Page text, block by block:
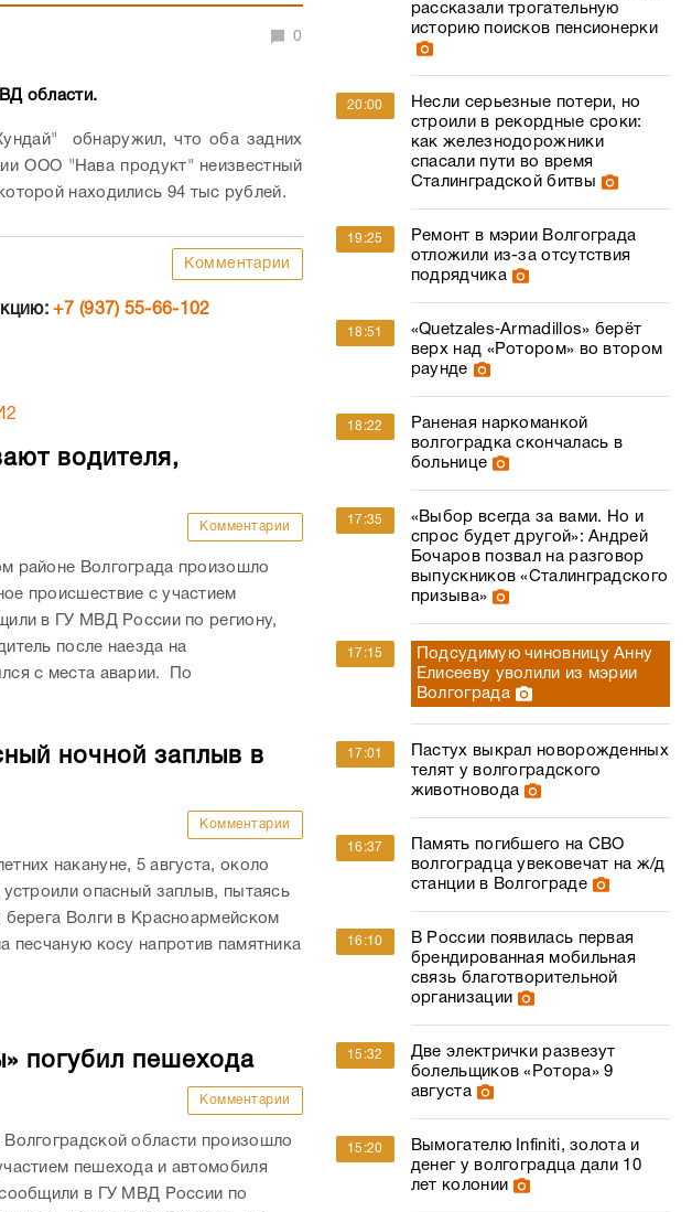
0
области.
обнаружил, что оба задних
ООО "Нава продукт" неизвестный
находились 94 тыс рублей.
Комментарии
+7 (937) 55-66-102
водителя,
Комментарии
районе Волгограда произошло
происшествие с участием
в ГУ МВД России по региону,
после наезда на
с места аварии. По
ночной заплыв в
Комментарии
накануне, 5 августа, около
устроили опасный заплыв, пытаясь
берега Волги в Красноармейском
песчаную косу напротив памятника
погубил пешехода
Комментарии
области произошло
пешехода и автомобиля
в ГУ МВД России по
рассказали трогательную
историю поисков пенсионерки
20:00
Несли серьезные потери, но
строили в рекордные сроки:
как железнодорожники
спасали пути во время
Сталинградской битвы
19:25
Ремонт в мэрии Волгограда
отложили из-за отсутствия
подрядчика
18:51
«Quetzales‑Armadillos» берёт
верх над «Ротором» во втором
раунде
18:22
Раненая наркоманкой
волгоградка скончалась в
больнице
17:35
«Выбор всегда за вами. Но и
спрос будет другой»: Андрей
Бочаров позвал на разговор
выпускников «Сталинградского
призыва»
17:15
Подсудимую чиновницу Анну
Елисееву уволили из мэрии
Волгограда
17:01
Пастух выкрал новорожденных
телят у волгоградского
животновода
16:37
Память погибшего на СВО
волгоградца увековечат на ж/д
станции в Волгограде
16:10
В России появилась первая
брендированная мобильная
связь благотворительной
организации
15:32
Две электрички развезут
болельщиков «Ротора» 9
августа
15:20
Вымогателю Infiniti, золота и
денег у волгоградца дали 10
лет колонии